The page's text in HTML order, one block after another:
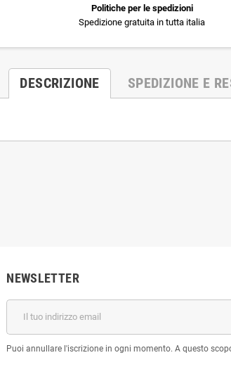
Politiche per le spedizioni
Spedizione gratuita in tutta italia
DESCRIZIONE SPEDIZIONE E
NEWSLETTER
Puoi annullare l'iscrizione in ogni momento. A questo